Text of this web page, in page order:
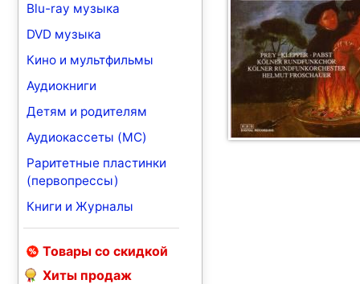
Blu-ray музыка
DVD музыка
Кино и мультфильмы
Аудиокниги
Детям и родителям
Аудиокассеты (MC)
Раритетные пластинки
(первопрессы)
Книги и Журналы
Товары со скидкой
Хиты продаж